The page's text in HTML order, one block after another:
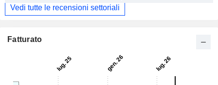
Vedi tutte le recensioni settoriali
Fatturato